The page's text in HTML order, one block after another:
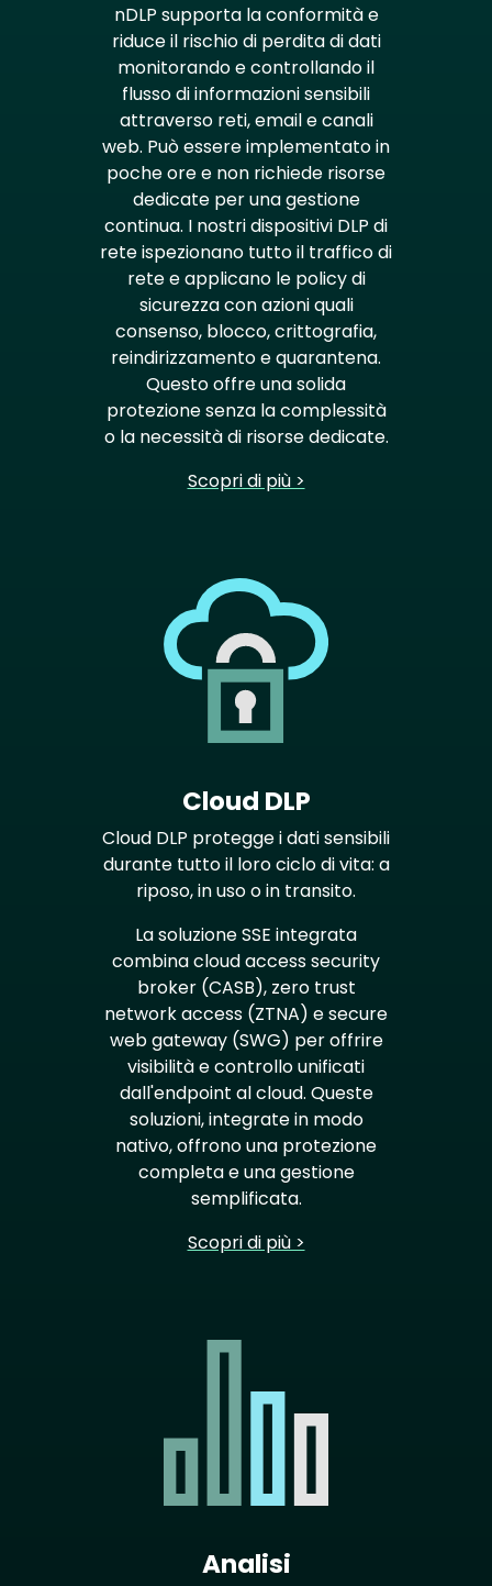
nDLP supporta la conformità e
riduce il rischio di perdita di dati
monitorando e controllando il
flusso di informazioni sensibili
attraverso reti, email e canali
web. Può essere implementato in
poche ore e non richiede risorse
dedicate per una gestione
continua. I nostri dispositivi DLP di
rete ispezionano tutto il traffico di
rete e applicano le policy di
sicurezza con azioni quali
consenso, blocco, crittografia,
reindirizzamento e quarantena.
Questo offre una solida
protezione senza la complessità
o la necessità di risorse dedicate.
Scopri di più >
Cloud DLP
Cloud DLP protegge i dati sensibili
durante tutto il loro ciclo di vita: a
riposo, in uso o in transito.
La soluzione SSE integrata
combina cloud access security
broker (CASB), zero trust
network access (ZTNA) e secure
web gateway (SWG) per offrire
visibilità e controllo unificati
dall'endpoint al cloud. Queste
soluzioni, integrate in modo
nativo, offrono una protezione
completa e una gestione
semplificata.
Scopri di più >
Analisi